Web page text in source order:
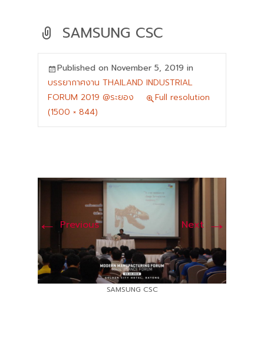
SAMSUNG CSC
Published on November 5, 2019 in
บรรยากาศงาน THAILAND INDUSTRIAL
FORUM 2019 @ระยอง
Full resolution
(1500 × 844)
← Previous Next →
SAMSUNG CSC